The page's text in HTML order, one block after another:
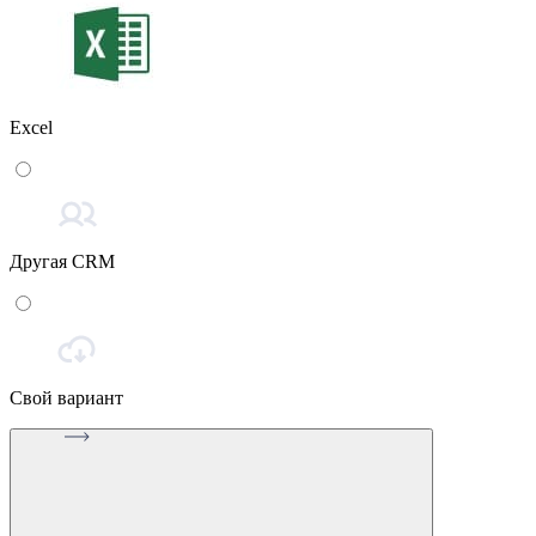
Excel
Другая CRM
Свой вариант